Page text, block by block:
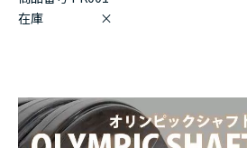
在庫 ×